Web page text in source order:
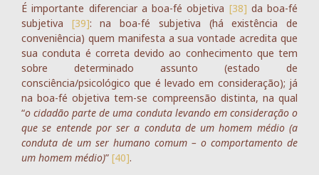
É importante diferenciar a boa-fé objetiva [38] da boa-fé
subjetiva [39]: na boa-fé subjetiva (há existência de
conveniência) quem manifesta a sua vontade acredita que
sua conduta é correta devido ao conhecimento que tem
sobre determinado assunto (estado de
consciência/psicológico que é levado em consideração); já
na boa-fé objetiva tem-se compreensão distinta, na qual
“o cidadão parte de uma conduta levando em consideração o
que se entende por ser a conduta de um homem médio (a
conduta de um ser humano comum – o comportamento de
um homem médio)” [40].